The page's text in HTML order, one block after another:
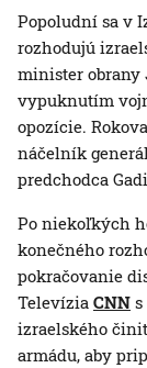
Popoludní sa v
rozhodujú
minister obrany
vypuknutím
opozície.
náčelník
predchodca
Po niekoľkých
konečného
pokračovanie
Televízia CNN
izraelského
armádu, aby